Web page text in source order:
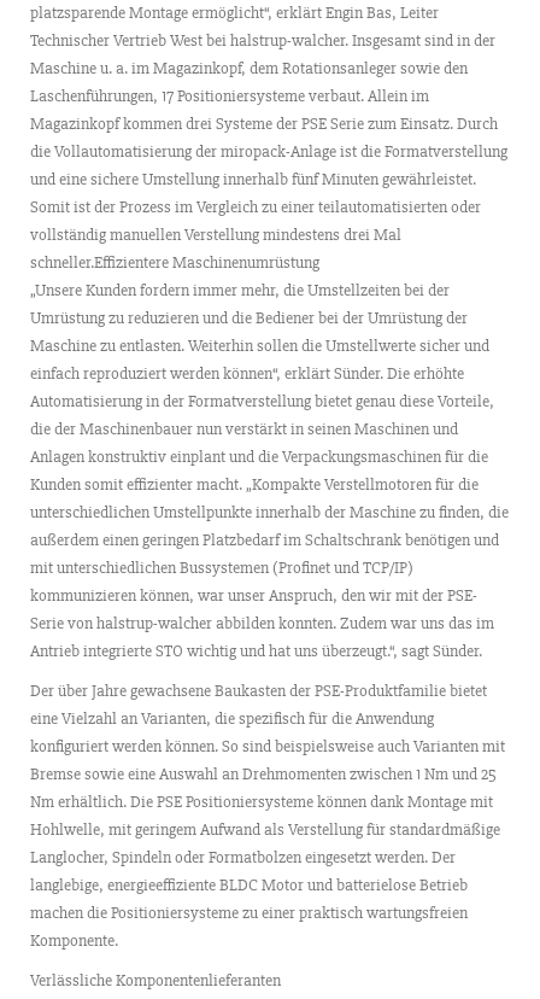
platzsparende Montage ermöglicht“, erklärt Engin Bas, Leiter
Technischer Vertrieb West bei halstrup-walcher. Insgesamt sind in der
Maschine u. a. im Magazinkopf, dem Rotationsanleger sowie den
Laschenführungen, 17 Positioniersysteme verbaut. Allein im
Magazinkopf kommen drei Systeme der PSE Serie zum Einsatz. Durch
die Vollautomatisierung der miropack-Anlage ist die Formatverstellung
und eine sichere Umstellung innerhalb fünf Minuten gewährleistet.
Somit ist der Prozess im Vergleich zu einer teilautomatisierten oder
vollständig manuellen Verstellung mindestens drei Mal
schneller.Effizientere Maschinenumrüstung
„Unsere Kunden fordern immer mehr, die Umstellzeiten bei der
Umrüstung zu reduzieren und die Bediener bei der Umrüstung der
Maschine zu entlasten. Weiterhin sollen die Umstellwerte sicher und
einfach reproduziert werden können“, erklärt Sünder. Die erhöhte
Automatisierung in der Formatverstellung bietet genau diese Vorteile,
die der Maschinenbauer nun verstärkt in seinen Maschinen und
Anlagen konstruktiv einplant und die Verpackungsmaschinen für die
Kunden somit effizienter macht. „Kompakte Verstellmotoren für die
unterschiedlichen Umstellpunkte innerhalb der Maschine zu finden, die
außerdem einen geringen Platzbedarf im Schaltschrank benötigen und
mit unterschiedlichen Bussystemen (Profinet und TCP/IP)
kommunizieren können, war unser Anspruch, den wir mit der PSE-
Serie von halstrup-walcher abbilden konnten. Zudem war uns das im
Antrieb integrierte STO wichtig und hat uns überzeugt.“, sagt Sünder.
Der über Jahre gewachsene Baukasten der PSE-Produktfamilie bietet
eine Vielzahl an Varianten, die spezifisch für die Anwendung
konfiguriert werden können. So sind beispielsweise auch Varianten mit
Bremse sowie eine Auswahl an Drehmomenten zwischen 1 Nm und 25
Nm erhältlich. Die PSE Positioniersysteme können dank Montage mit
Hohlwelle, mit geringem Aufwand als Verstellung für standardmäßige
Langlocher, Spindeln oder Formatbolzen eingesetzt werden. Der
langlebige, energieeffiziente BLDC Motor und batterielose Betrieb
machen die Positioniersysteme zu einer praktisch wartungsfreien
Komponente.
Verlässliche Komponentenlieferanten